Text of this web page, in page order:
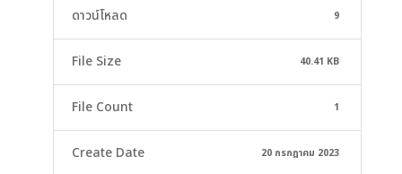
ดาวน์โหลด 9
File Size 40.41 KB
File Count 1
Create Date 20 กรกฎาคม 2023